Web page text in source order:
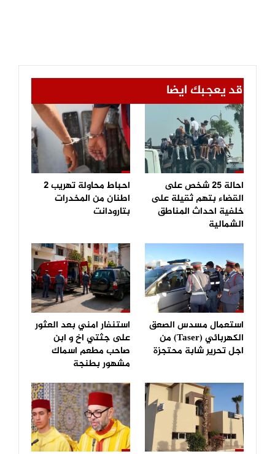
قد يعجبك ايضا
احالة 25 شخص على
القضاء بتهم ثقيلة على
خلفية احداث المناطق
الشمالية
احباط محاولة تهريب 2
اطنان من المخدرات
بتارودانت
استعمال مسدس الصعق
الكهربائي (Taser) من
اجل تحرير شابة محتجزة
استنفار امني بعد العثور
على جثتي اخ و ابن
صاحب مطعم اسماك
مشهور بطنجة